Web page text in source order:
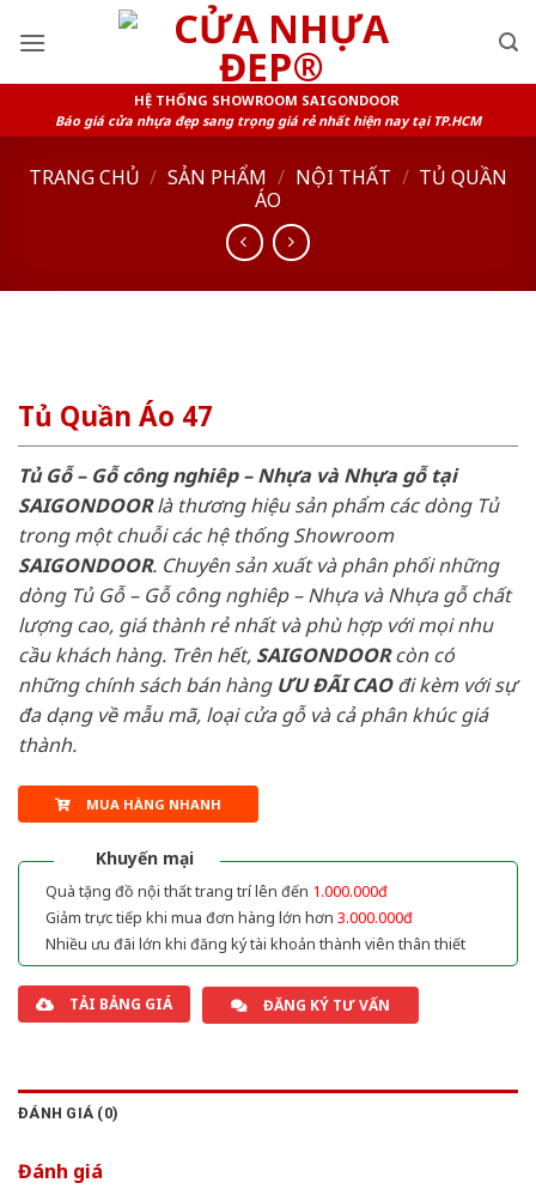
HỆ THỐNG SHOWROOM SAIGONDOOR
Báo giá cửa nhựa đẹp sang trọng giá rẻ nhất hiện nay tại TP.HCM
TRANG CHỦ / SẢN PHẨM / NỘI THẤT / TỦ QUẦN
ÁO
Tủ Quần Áo 47
Tủ Gỗ – Gỗ công nghiêp – Nhựa và Nhựa gỗ tại
SAIGONDOORlà thương hiệu sản phẩm các dòng Tủ
trong một chuỗi các hệ thống Showroom
SAIGONDOOR. Chuyên sản xuất và phân phối những
dòng Tủ Gỗ – Gỗ công nghiêp – Nhựa và Nhựa gỗ chất
lượng cao, giá thành rẻ nhất và phù hợp với mọi nhu
cầu khách hàng. Trên hết, SAIGONDOORcòn có
những chính sách bán hàng ƯU ĐÃI CAOđi kèm với sự
đa dạng về mẫu mã, loại cửa gỗ và cả phân khúc giá
thành.
MUA HÀNG NHANH
Khuyến mại
Quà tặng đồ nội thất trang trí lên đến 1.000.000đ
Giảm trực tiếp khi mua đơn hàng lớn hơn 3.000.000đ
Nhiều ưu đãi lớn khi đăng ký tài khoản thành viên thân thiết
TẢI BẢNG GIÁ ĐĂNG KÝ TƯ VẤN
ĐÁNH GIÁ (0)
Đánh giá